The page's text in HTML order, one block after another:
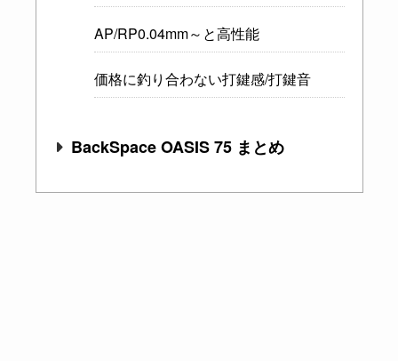
AP/RP0.04mm～と高性能
価格に釣り合わない打鍵感/打鍵音
BackSpace OASIS 75 まとめ